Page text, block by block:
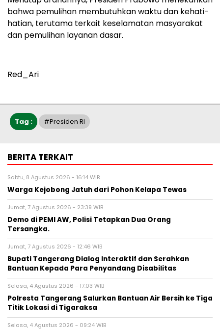
bahwa pemulihan membutuhkan waktu dan kehati-
hatian, terutama terkait keselamatan masyarakat
dan pemulihan layanan dasar.
Red_Ari
Tag : #Presiden RI
BERITA TERKAIT
Sabtu, 8 Agustus 2026 - 16:14 WIB
Warga Kejobong Jatuh dari Pohon Kelapa Tewas
Jumat, 7 Agustus 2026 - 23:39 WIB
Demo di PEMI AW, Polisi Tetapkan Dua Orang
Tersangka.
Jumat, 7 Agustus 2026 - 12:46 WIB
Bupati Tangerang Dialog Interaktif dan Serahkan
Bantuan Kepada Para Penyandang Disabilitas
Selasa, 4 Agustus 2026 - 17:03 WIB
Polresta Tangerang Salurkan Bantuan Air Bersih ke Tiga
Titik Lokasi di Tigaraksa
Selasa, 4 Agustus 2026 - 09:24 WIB